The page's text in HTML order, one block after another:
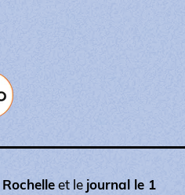
et le journal le 1